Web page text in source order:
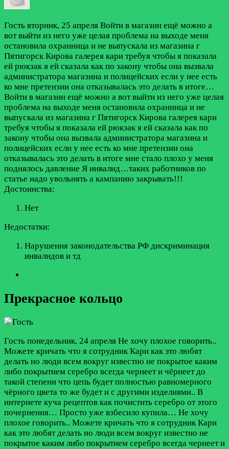
Гость вторник, 25 апреля Войти в магазин ещё можно а
вот выйти из него уже целая проблема на выходе меня
остановила охранница и не выпускала из магазина г
Пятигорск Кирова галерея кари требуя чтобы я показала
ей рюкзак я ей сказала как по закону чтобы она вызвала
администратора магазина и полицейских если у нее есть
ко мне претензии она отказывалась это делать в итоге…
Войти в магазин ещё можно а вот выйти из него уже целая
проблема на выходе меня остановила охранница и не
выпускала из магазина г Пятигорск Кирова галерея кари
требуя чтобы я показала ей рюкзак я ей сказала как по
закону чтобы она вызвала администратора магазина и
полицейских если у нее есть ко мне претензии она
отказывалась это делать в итоге мне стало плохо у меня
поднялось давление Я инвалид…таких работников по
статье надо увольнять а кампанию закрывать!!!
Достоинства:
Нет
Недостатки:
Нарушения законодательства РФ дискриминация
инвалидов и тд
Прекрасное кольцо
Гость понедельник, 24 апреля Не хочу плохое говорить..
Можете кричать что я сотрудник Кари как это любят
делать но люди всем вокруг известно не покрытое каким
либо покрытием серебро всегда чернеет и чёрнеет до
такой степени что цепь будет полностью равномерного
чёрного цвета то же будет и с другими изделиями.. В
интернете куча рецептов как почистить серебро от этого
почернения… Просто уже взбесило купила… Не хочу
плохое говорить.. Можете кричать что я сотрудник Кари
как это любят делать но люди всем вокруг известно не
покрытое каким либо покрытием серебро всегда чернеет и